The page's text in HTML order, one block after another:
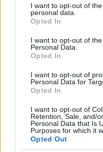
not limited to your visit or
grant or deny consent to
use your data for below
consent section.
I want to opt-out of
personal data.
Opted In
I want to opt-out of
Personal Data.
Opted In
I want to opt-out of
Personal Data for
Opted In
I want to opt-out of
Retention, Sale, and/
Personal Data that Is
Purposes for which it
Opted Out
Jak się nazywa rodzina z
Zaopiekuj się mną, nawet
Ciekawostki
— Pochodzenie
eutanazja— Eutanazja,
Mogą Cię